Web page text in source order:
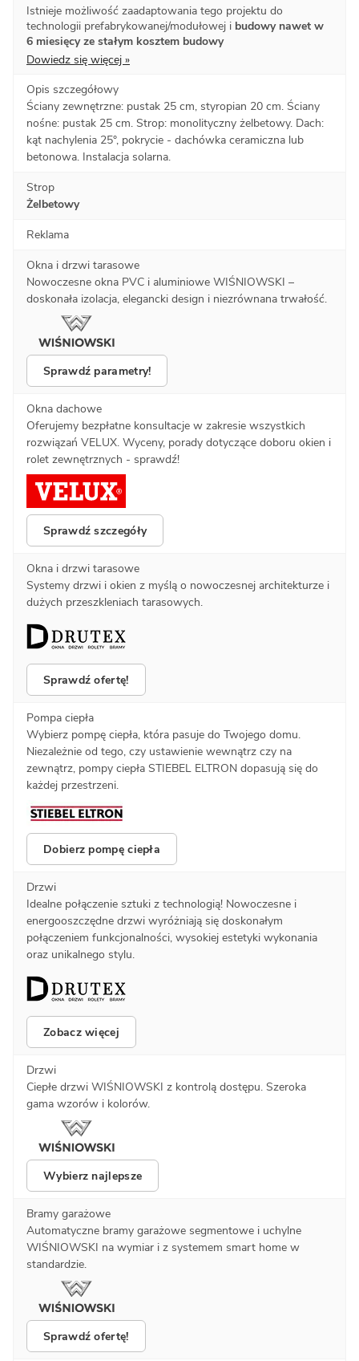
Istnieje możliwość zaadaptowania tego projektu do
technologii prefabrykowanej/modułowej i budowy nawet w
6 miesięcy ze stałym kosztem budowy
Dowiedz się więcej »
Opis szczegółowy
Ściany zewnętrzne: pustak 25 cm, styropian 20 cm. Ściany
nośne: pustak 25 cm. Strop: monolityczny żelbetowy. Dach:
kąt nachylenia 25°, pokrycie - dachówka ceramiczna lub
betonowa. Instalacja solarna.
Strop
Żelbetowy
Reklama
Okna i drzwi tarasowe
Nowoczesne okna PVC i aluminiowe WIŚNIOWSKI –
doskonała izolacja, elegancki design i niezrównana trwałość.
Sprawdź parametry!
Okna dachowe
Oferujemy bezpłatne konsultacje w zakresie wszystkich
rozwiązań VELUX. Wyceny, porady dotyczące doboru okien i
rolet zewnętrznych - sprawdź!
Sprawdź szczegóły
Okna i drzwi tarasowe
Systemy drzwi i okien z myślą o nowoczesnej architekturze i
dużych przeszkleniach tarasowych.
Sprawdź ofertę!
Pompa ciepła
Wybierz pompę ciepła, która pasuje do Twojego domu.
Niezależnie od tego, czy ustawienie wewnątrz czy na
zewnątrz, pompy ciepła STIEBEL ELTRON dopasują się do
każdej przestrzeni.
Dobierz pompę ciepła
Drzwi
Idealne połączenie sztuki z technologią! Nowoczesne i
energooszczędne drzwi wyróżniają się doskonałym
połączeniem funkcjonalności, wysokiej estetyki wykonania
oraz unikalnego stylu.
Zobacz więcej
Drzwi
Ciepłe drzwi WIŚNIOWSKI z kontrolą dostępu. Szeroka
gama wzorów i kolorów.
Wybierz najlepsze
Bramy garażowe
Automatyczne bramy garażowe segmentowe i uchylne
WIŚNIOWSKI na wymiar i z systemem smart home w
standardzie.
Sprawdź ofertę!